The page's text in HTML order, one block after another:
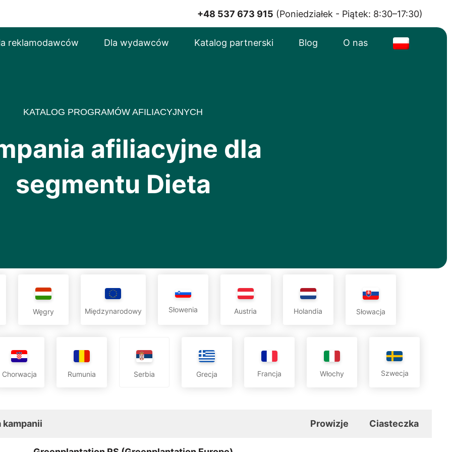
+48 537 673 915 (Poniedziałek - Piątek: 8:30–17:30)
reklamodawców Dla wydawców Katalog partnerski Blog O nas
KATALOG PROGRAMÓW AFILIACYJNYCH
afiliacyjne dla
segmentu Dieta
Węgry Międzynarodowy Słowenia Austria Holandia Słowacja
Chorwacja Rumunia Serbia Grecja Francja Włochy Szwecja
kampanii Prowizje Ciasteczka